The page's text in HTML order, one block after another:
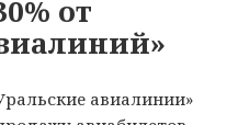
от
авиалинии»